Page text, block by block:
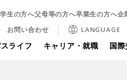
生の方へ父母等の方へ卒業生の方へ企
お問い合わせ LANGUAGE
ライフ キャリア・就職 国